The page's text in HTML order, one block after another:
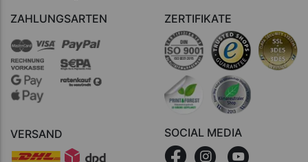
ZAHLUNGSARTEN
VERSAND
ZERTIFIKATE
SOCIAL MEDIA